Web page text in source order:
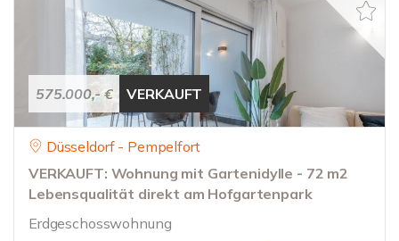
575.000,- € VERKAUFT
Düsseldorf - Pempelfort
VERKAUFT: Wohnung mit Gartenidylle - 72 m2
Lebensqualität direkt am Hofgartenpark
Erdgeschosswohnung